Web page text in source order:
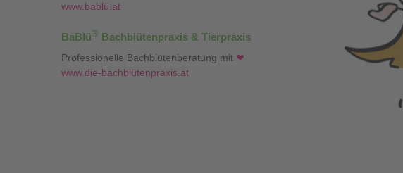
www.bablü.at
BaBlü® Bachblütenpraxis & Tierpraxis
Professionelle Bachblütenberatung mit ❤
www.die-bachblütenpraxis.at